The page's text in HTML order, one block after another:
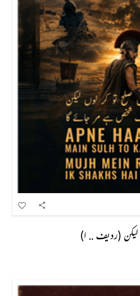
لیکن (ردیف .. ا)